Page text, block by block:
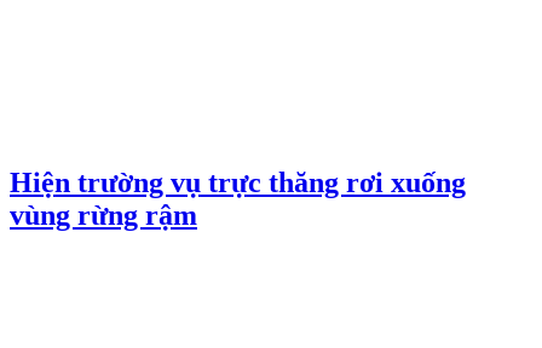
Hiện trường vụ trực thăng rơi xuống
vùng rừng rậm